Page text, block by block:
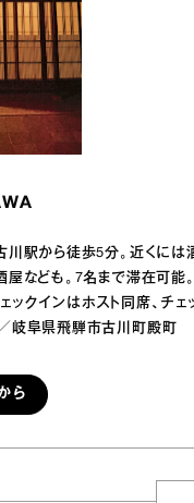
川駅から徒歩5分。近くには
屋なども。7名まで滞在可能
ックインはホスト同席、チェ
岐阜県飛騨市古川町殿町
ら